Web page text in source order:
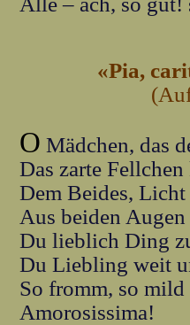
«Pia,
O Mädchen, das
Das zarte
Dem Beides,
Aus beiden Augen
Du lieblich Ding
Du Liebling weit
So fromm, so
Amorosissima!